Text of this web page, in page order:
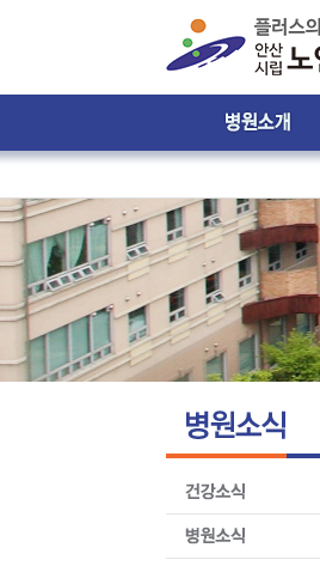
비젼 & 미션
병원 둘러보기
윤리강령
찾아오시는 길